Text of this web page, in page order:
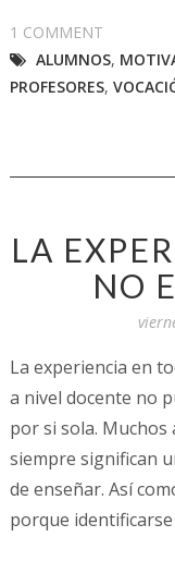
1 COMMENT
ALUMNOS,
PROFESORES,
LA
NO
La experiencia en
a nivel docente no
por si sola.
siempre significan
de enseñar. Así
porque